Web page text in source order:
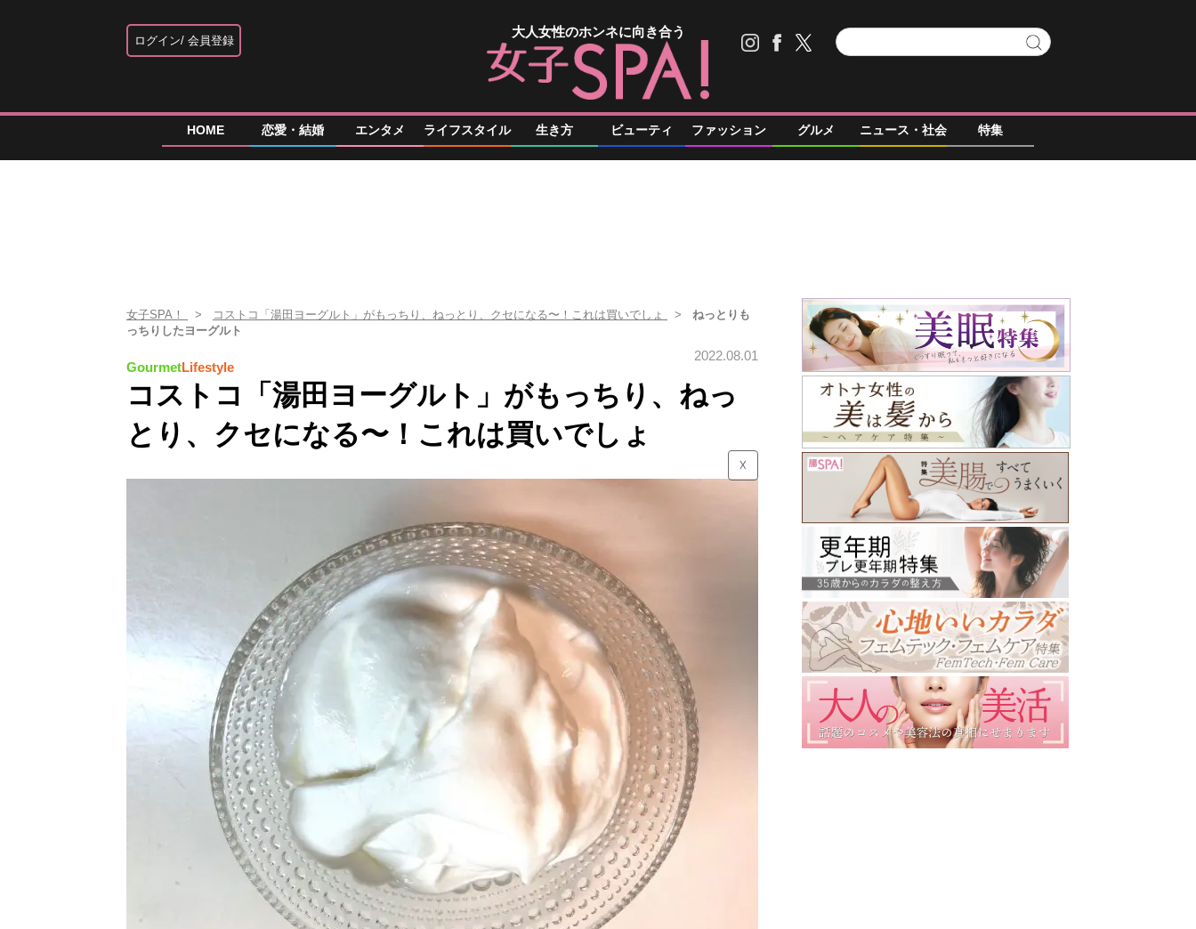
ログイン 会員登録
大人女性のホンネに向き合う
HOME 恋愛・結婚 エンタメ ライフスタイル 生き方 ビューティ ファッション グルメ ニュース・社会 特集
女子SPA！ コストコ「湯田ヨーグルト」がもっちり、ねっとり、クセになる〜！これは買いでしょ
ねっとりも
っちりしたヨーグルト
GourmetLifestyle
2022.08.01
コストコ「湯田ヨーグルト」がもっちり、ねっ
とり、クセになる〜！これは買いでしょ
☓